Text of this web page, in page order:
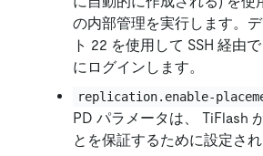
の内部管理を実行します。
ト 22 を使用して SSH 経由
にログインします。
replication.enable-
PD パラメータは、 TiFlash
とを保証するために設定され